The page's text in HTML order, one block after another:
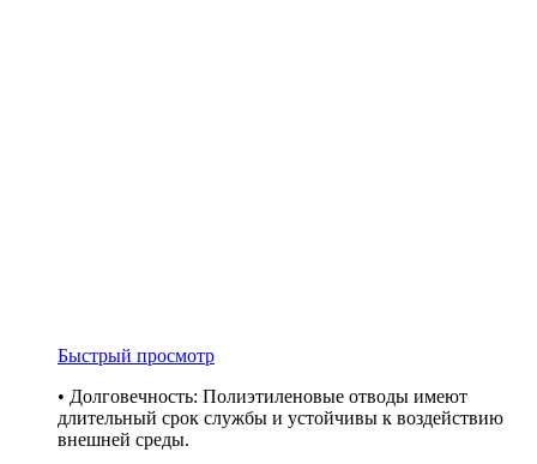
Быстрый просмотр
• Долговечность: Полиэтиленовые отводы имеют
длительный срок службы и устойчивы к воздействию
внешней среды.